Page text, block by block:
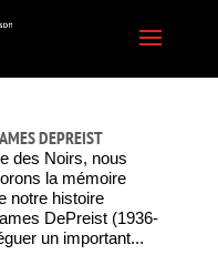
DEPREIST
des Noirs, nous
la mémoire
notre histoire
DePreist (1936-
un important...